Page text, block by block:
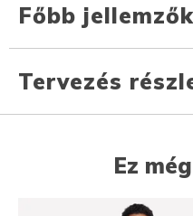
Főbb jellemzők
Tervezés
Ez